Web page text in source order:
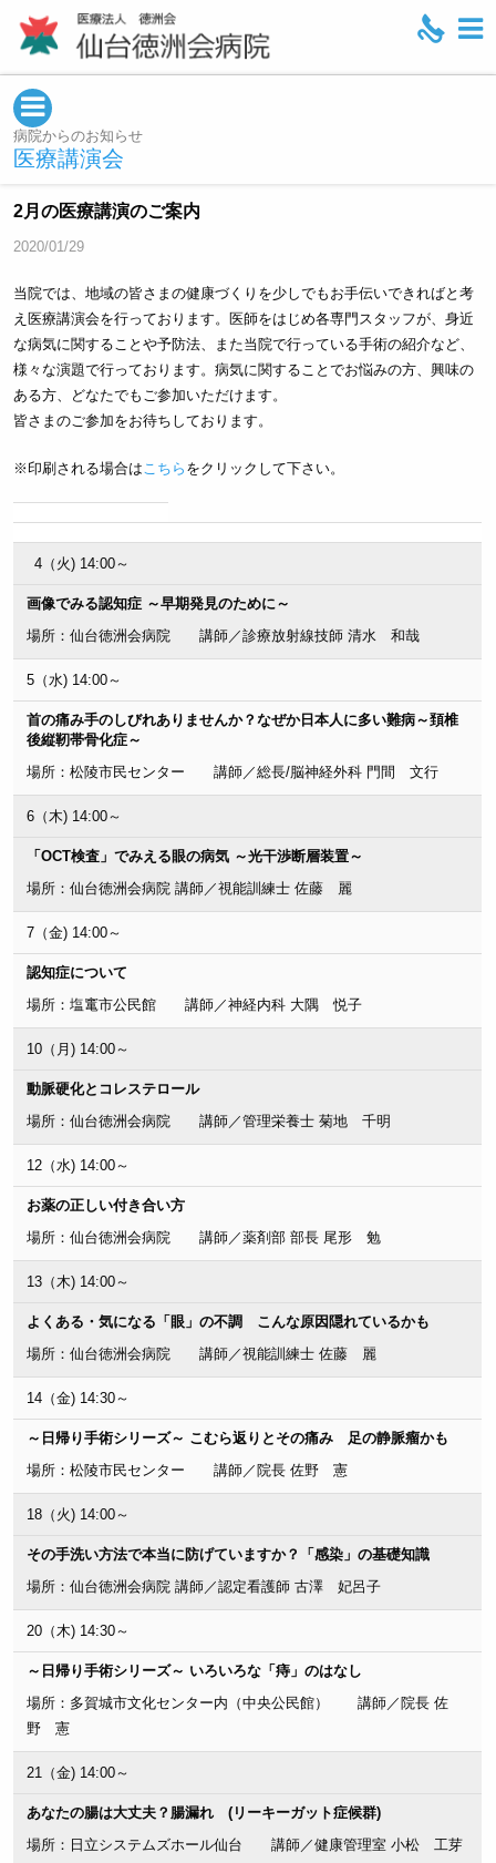
e
病院からのお知らせ
医療講演会
2月の医療講演のご案内
2020/01/29
当院では、地域の皆さまの健康づくりを少しでもお手伝いできればと考
え医療講演会を行っております。医師をはじめ各専門スタッフが、身近
な病気に関することや予防法、また当院で行っている手術の紹介など、
様々な演題で行っております。病気に関することでお悩みの方、興味の
ある方、どなたでもご参加いただけます。
皆さまのご参加をお待ちしております。
※印刷される場合は こちら をクリックして下さい。
4（火) 14:00～
画像でみる認知症 ～早期発見のために～
場所：仙台徳洲会病院 講師／診療放射線技師 清水 和哉
5（水) 14:00～
首の痛み手のしびれありませんか？なぜか日本人に多い難病～頚椎
後縦靭帯骨化症～
場所：松陵市民センター 講師／総長/脳神経外科 門間 文行
6（木) 14:00～
「OCT検査」でみえる眼の病気 ～光干渉断層装置～
場所：仙台徳洲会病院 講師／視能訓練士 佐藤 麗
7（金) 14:00～
認知症について
場所：塩竃市公民館 講師／神経内科 大隅 悦子
10（月) 14:00～
動脈硬化とコレステロール
場所：仙台徳洲会病院 講師／管理栄養士 菊地 千明
12（水) 14:00～
お薬の正しい付き合い方
場所：仙台徳洲会病院 講師／薬剤部 部長 尾形 勉
13（木) 14:00～
よくある・気になる「眼」の不調 こんな原因隠れているかも
場所：仙台徳洲会病院 講師／視能訓練士 佐藤 麗
14（金) 14:30～
～日帰り手術シリーズ～ こむら返りとその痛み 足の静脈瘤かも
場所：松陵市民センター 講師／院長 佐野 憲
18（火) 14:00～
その手洗い方法で本当に防げていますか？「感染」の基礎知識
場所：仙台徳洲会病院 講師／認定看護師 古澤 妃呂子
20（木) 14:30～
～日帰り手術シリーズ～ いろいろな「痔」のはなし
場所：多賀城市文化センター内（中央公民館） 講師／院長 佐
野 憲
21（金) 14:00～
あなたの腸は大丈夫？腸漏れ (リーキーガット症候群)
場所：日立システムズホール仙台 講師／健康管理室 小松 工芽